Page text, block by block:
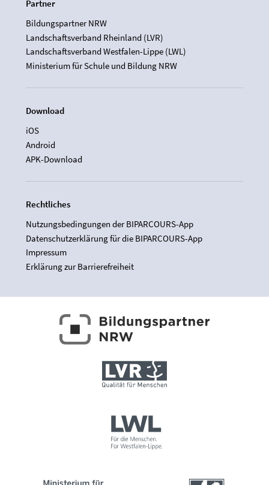
Partner
Bildungspartner NRW
Landschaftsverband Rheinland (LVR)
Landschaftsverband Westfalen-Lippe (LWL)
Ministerium für Schule und Bildung NRW
Download
iOS
Android
APK-Download
Rechtliches
Nutzungsbedingungen der BIPARCOURS-App
Datenschutzerklärung für die BIPARCOURS-App
Impressum
Erklärung zur Barrierefreiheit